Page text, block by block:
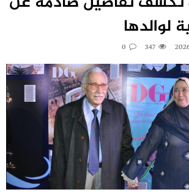
لوالدها
347
0